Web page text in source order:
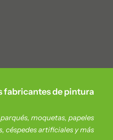
fabricantes de pintura
moquetas, papeles
céspedes artificiales y más